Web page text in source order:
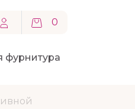
0
фурнитура